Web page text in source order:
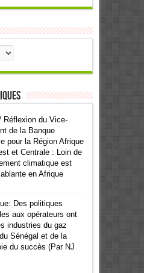
Réflexion du Vice-
de la Banque
pour la Région Afrique
et Centrale : Loin de
climatique est
en Afrique
Des politiques
aux opérateurs ont
industries du gaz
Sénégal et de la
du succès (Par NJ